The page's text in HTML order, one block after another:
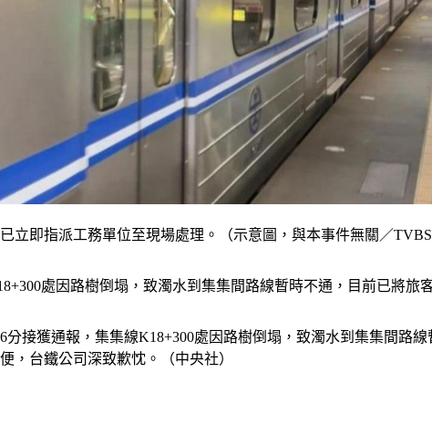
立即指派工務單位至現場處理。（示意圖，與本事件無關／TVBS
處因路樹倒塌，致濁水到集集間路線暫時不通，目前已將旅
分接獲通報，集集線K18+300處因路樹倒塌，致濁水到集集間路
，台鐵公司深致歉忱。（中央社）